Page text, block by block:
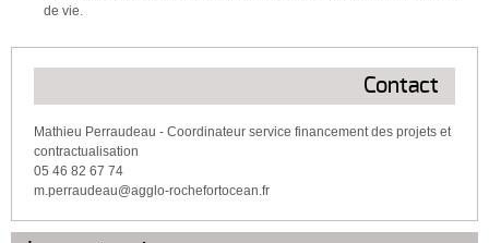
de vie.
Contact
Mathieu Perraudeau - Coordinateur service financement des projets et
contractualisation
05 46 82 67 74
m.perraudeau@agglo-rochefortocean.fr